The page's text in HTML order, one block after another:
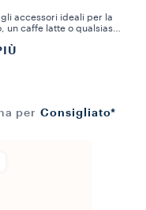
accessori ideali per la
caffe latte o qualsiasi
del latte: trasformati in
per Consigliato*